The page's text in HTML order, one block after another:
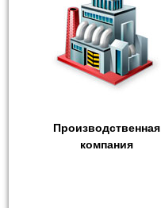
Производственная
компания